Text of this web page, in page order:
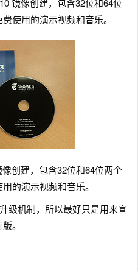
镜像创建，包含32位和64位
使用的演示视频和音乐。
创建，包含32位和64位两个
的演示视频和音乐。
级机制，所以最好只是用来宣
。